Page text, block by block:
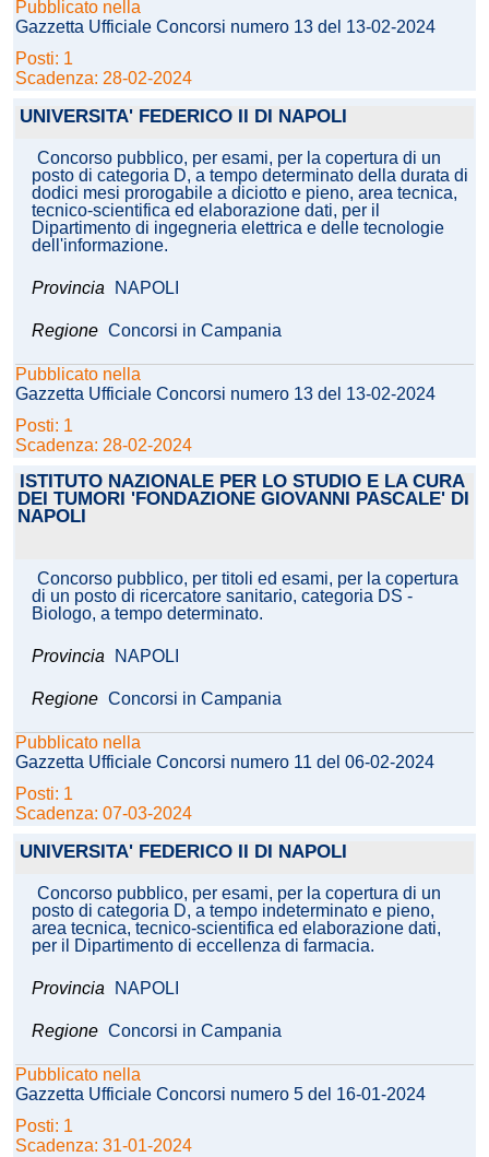
Pubblicato nella
Gazzetta Ufficiale Concorsi numero 13 del 13-02-2024
Posti: 1
Scadenza: 28-02-2024
UNIVERSITA' FEDERICO II DI NAPOLI
Concorso pubblico, per esami, per la copertura di un
posto di categoria D, a tempo determinato della durata di
dodici mesi prorogabile a diciotto e pieno, area tecnica,
tecnico-scientifica ed elaborazione dati, per il
Dipartimento di ingegneria elettrica e delle tecnologie
dell'informazione.
Provincia NAPOLI
Regione Concorsi in Campania
Pubblicato nella
Gazzetta Ufficiale Concorsi numero 13 del 13-02-2024
Posti: 1
Scadenza: 28-02-2024
ISTITUTO NAZIONALE PER LO STUDIO E LA CURA
DEI TUMORI 'FONDAZIONE GIOVANNI PASCALE' DI
NAPOLI
Concorso pubblico, per titoli ed esami, per la copertura
di un posto di ricercatore sanitario, categoria DS -
Biologo, a tempo determinato.
Provincia NAPOLI
Regione Concorsi in Campania
Pubblicato nella
Gazzetta Ufficiale Concorsi numero 11 del 06-02-2024
Posti: 1
Scadenza: 07-03-2024
UNIVERSITA' FEDERICO II DI NAPOLI
Concorso pubblico, per esami, per la copertura di un
posto di categoria D, a tempo indeterminato e pieno,
area tecnica, tecnico-scientifica ed elaborazione dati,
per il Dipartimento di eccellenza di farmacia.
Provincia NAPOLI
Regione Concorsi in Campania
Pubblicato nella
Gazzetta Ufficiale Concorsi numero 5 del 16-01-2024
Posti: 1
Scadenza: 31-01-2024